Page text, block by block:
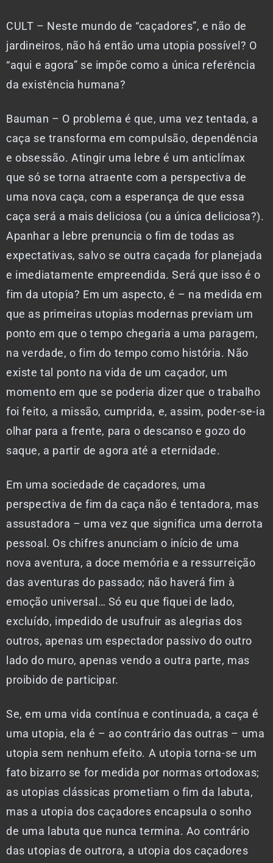
CULT – Neste mundo de “caçadores”, e não de
jardineiros, não há então uma utopia possível? O
“aqui e agora” se impõe como a única referência
da existência humana?
Bauman – O problema é que, uma vez tentada, a
caça se transforma em compulsão, dependência
e obsessão. Atingir uma lebre é um anticlímax
que só se torna atraente com a perspectiva de
uma nova caça, com a esperança de que essa
caça será a mais deliciosa (ou a única deliciosa?).
Apanhar a lebre prenuncia o fim de todas as
expectativas, salvo se outra caçada for planejada
e imediatamente empreendida. Será que isso é o
fim da utopia? Em um aspecto, é – na medida em
que as primeiras utopias modernas previam um
ponto em que o tempo chegaria a uma paragem,
na verdade, o fim do tempo como história. Não
existe tal ponto na vida de um caçador, um
momento em que se poderia dizer que o trabalho
foi feito, a missão, cumprida, e, assim, poder-se-ia
olhar para a frente, para o descanso e gozo do
saque, a partir de agora até a eternidade.
Em uma sociedade de caçadores, uma
perspectiva de fim da caça não é tentadora, mas
assustadora – uma vez que significa uma derrota
pessoal. Os chifres anunciam o início de uma
nova aventura, a doce memória e a ressurreição
das aventuras do passado; não haverá fim à
emoção universal… Só eu que fiquei de lado,
excluído, impedido de usufruir as alegrias dos
outros, apenas um espectador passivo do outro
lado do muro, apenas vendo a outra parte, mas
proibido de participar.
Se, em uma vida contínua e continuada, a caça é
uma utopia, ela é – ao contrário das outras – uma
utopia sem nenhum efeito. A utopia torna-se um
fato bizarro se for medida por normas ortodoxas;
as utopias clássicas prometiam o fim da labuta,
mas a utopia dos caçadores encapsula o sonho
de uma labuta que nunca termina. Ao contrário
das utopias de outrora, a utopia dos caçadores